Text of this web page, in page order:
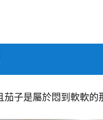
子是屬於悶到軟軟的